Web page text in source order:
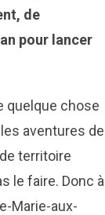
de
pour lancer
quelque chose
aventures de
territoire
le faire. Donc à
Marie-aux-